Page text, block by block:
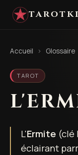
TAROTKI
Accueil › Glossaire
TAROT
L'Ermite (clé
éclairant